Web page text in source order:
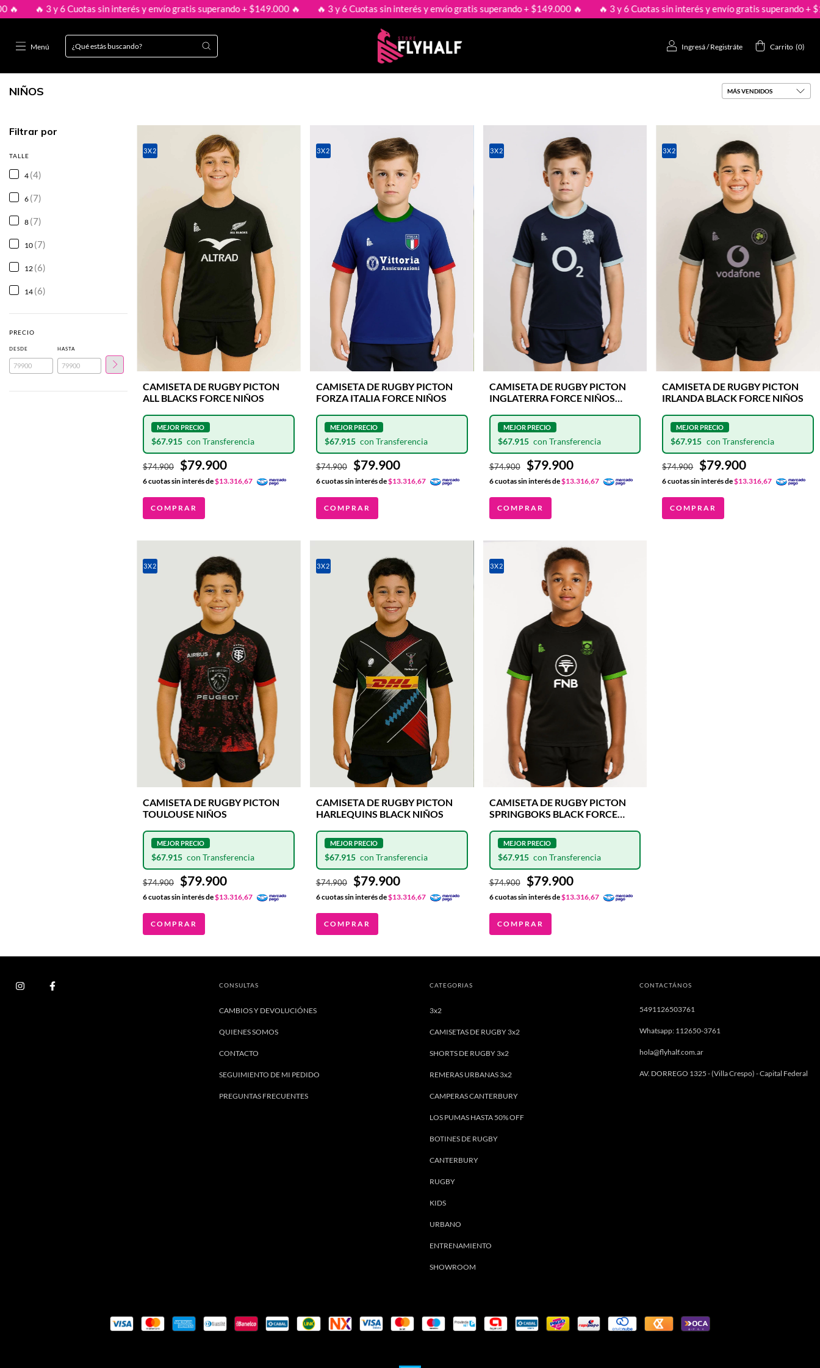
6 Cuotas sin interés y envío gratis superando + $149.000 🔥 🔥 3 y 6 Cuotas sin interés y envío gratis superando + $149.000 🔥 🔥 3 y 6 Cuotas sin interés y envío gratis superando + $149.000 🔥
Menú Ingresá/Registráte Carrito (0)
NIÑOS
Filtrar por
TALLE
4 (4)
6 (7)
8 (7)
10 (7)
12 (6)
14 (6)
PRECIO
DESDE HASTA
3X2
CAMISETA DE RUGBY PICTON
ALL BLACKS FORCE NIÑOS
$74.900 $79.900
$67.915
6cuotas sin interés de$13.316,67
COMPRAR
3X2
CAMISETA DE RUGBY PICTON
FORZA ITALIA FORCE NIÑOS
$74.900 $79.900
$67.915
6cuotas sin interés de$13.316,67
COMPRAR
3X2
CAMISETA DE RUGBY PICTON
INGLATERRA FORCE NIÑOS
$74.900 $79.900
$67.915
6cuotas sin interés de$13.316,67
COMPRAR
3X2
CAMISETA DE RUGBY PICTON
IRLANDA BLACK FORCE NIÑOS
$74.900 $79.900
$67.915
6cuotas sin interés de$13.316,67
COMPRAR
3X2
CAMISETA DE RUGBY PICTON
TOULOUSE NIÑOS
$74.900 $79.900
$67.915
6cuotas sin interés de$13.316,67
COMPRAR
3X2
CAMISETA DE RUGBY PICTON
HARLEQUINS BLACK NIÑOS
$74.900 $79.900
$67.915
6cuotas sin interés de$13.316,67
COMPRAR
3X2
CAMISETA DE RUGBY PICTON
SPRINGBOKS BLACK FORCE
$74.900 $79.900
$67.915
6cuotas sin interés de$13.316,67
COMPRAR
CONSULTAS
CAMBIOS Y DEVOLUCIÓNES
QUIENES SOMOS
CONTACTO
SEGUIMIENTO DE MI PEDIDO
PREGUNTAS FRECUENTES
CATEGORIAS
3x2
CAMISETAS DE RUGBY 3x2
SHORTS DE RUGBY 3x2
REMERAS URBANAS 3x2
CAMPERAS CANTERBURY
LOS PUMAS HASTA 50% OFF
BOTINES DE RUGBY
CANTERBURY
RUGBY
KIDS
URBANO
ENTRENAMIENTO
SHOWROOM
CONTACTÁNOS
5491126503761
Whatsapp: 112650-3761
hola@flyhalf.com.ar
AV. DORREGO 1325 - (Villa Crespo) - Capital Federal